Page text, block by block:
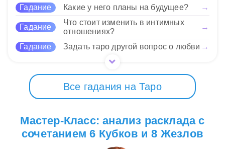
19 Нравится
Гадание Какие у него планы на будущее? →
Гадание
Что стоит изменить в интимных
отношениях?
→
Гадание Задать таро другой вопрос о любви →
Все гадания на Таро
Мастер-Класс: анализ расклада с
сочетанием 6 Кубков и 8 Жезлов